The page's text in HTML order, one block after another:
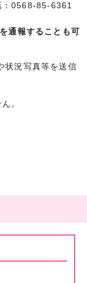
0568-85-6361
通報することも可
状況写真等を送信
。